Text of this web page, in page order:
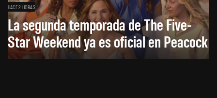
HACE 2 HORAS
La segunda temporada de The Five-
Star Weekend ya es oficial en Peacock